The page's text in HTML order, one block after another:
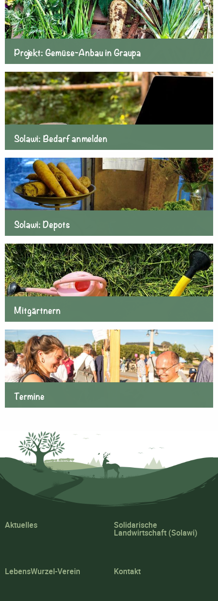
Projekt: Gemüse-Anbau in Graupa
Solawi: Bedarf anmelden
Solawi: Depots
Mitgärtnern
Termine
Aktuelles Solidarische
Landwirtschaft (Solawi)
LebensWurzel-Verein Kontakt